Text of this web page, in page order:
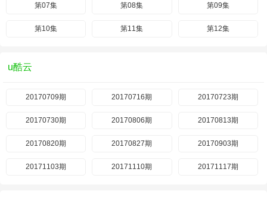
第07集 第08集 第09集
第10集 第11集 第12集
u酷云
20170709期 20170716期 20170723期
20170730期 20170806期 20170813期
20170820期 20170827期 20170903期
20171103期 20171110期 20171117期